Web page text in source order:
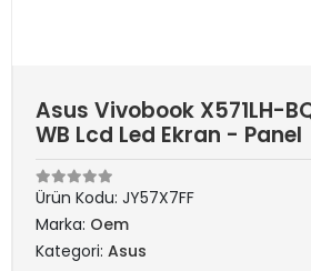
Asus Vivobook X571LH-
WB Lcd Led Ekran - Panel
Ürün Kodu: JY57X7FF
Marka: Oem
Kategori: Asus